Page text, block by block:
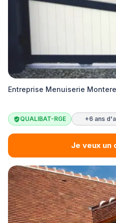
Entreprise Menuiserie
QUALIBAT-RGE +6 ans
Je veux un